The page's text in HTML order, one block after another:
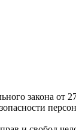
закона